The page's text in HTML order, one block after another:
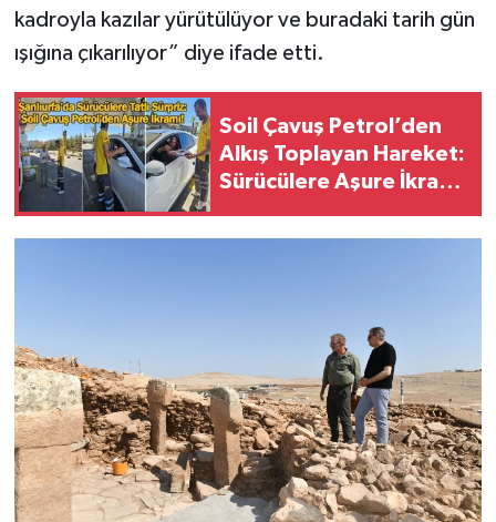
kadroyla kazılar yürütülüyor ve buradaki tarih gün
ışığına çıkarılıyor” diye ifade etti.
Soil Çavuş Petrol’den
Alkış Toplayan Hareket:
Sürücülere Aşure İkram